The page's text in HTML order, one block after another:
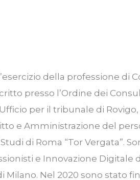
della professione di
presso l’Ordine dei
per il tribunale di
e Amministrazione del
di Roma “Tor Vergata”.
e Innovazione Digitale
Nel 2020 sono stato